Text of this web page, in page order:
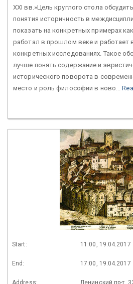
XXI вв.»Цель круглого стола
понятия историчность в
показать на конкретных примерах
работал в прошлом веке и работает
конкретных исследованиях. Такое
лучше понять содержание и
исторического поворота в
место и роль философии в ново...
Start: 11:00, 19.04.2017
End: 17:00, 19.04.2017
Address: Ленинский пр-т,